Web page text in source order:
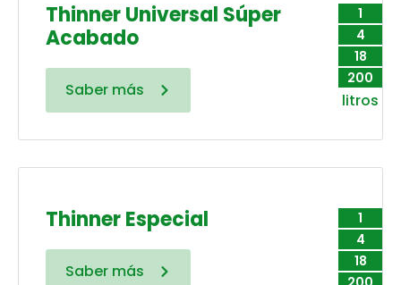
1
4
18
200
litros
Thinner Universal Súper
Acabado
Saber más
1
4
18
Thinner Especial
Saber más